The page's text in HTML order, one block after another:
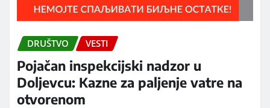
DRUŠTVO VESTI
Pojačan inspekcijski nadzor u
Doljevcu: Kazne za paljenje vatre na
otvorenom